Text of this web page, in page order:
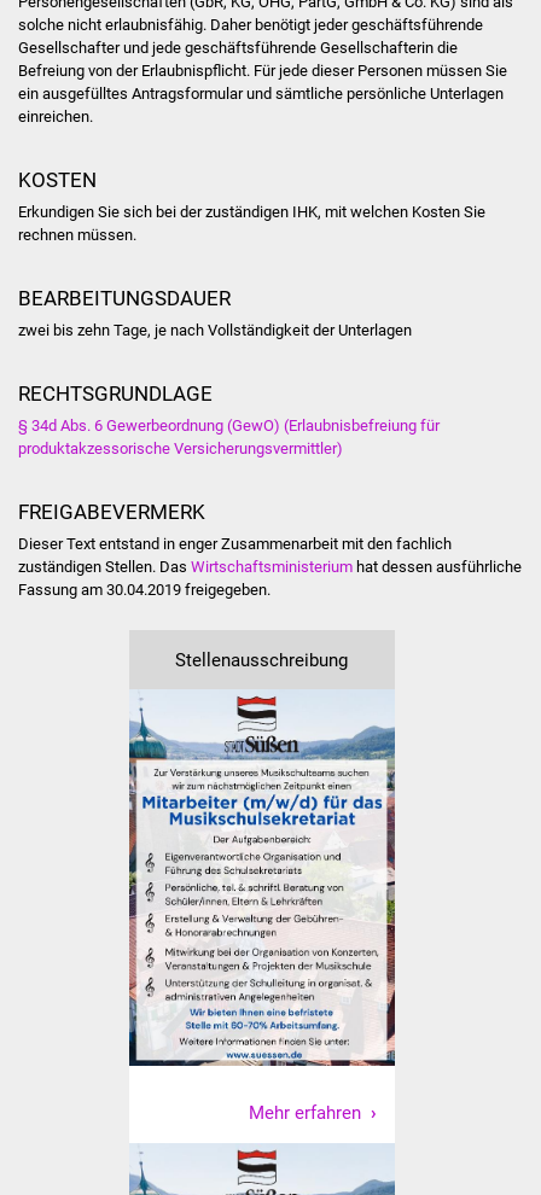
NETZMonitor
Gesundheit und Notfall
ÖPNV
Abfall und Entsorgung
Veranstaltungen
Ostermarkt
Einrichtungen
Hallenbad
Stadtbücherei
Stadtarchiv
Zehntscheuer
Bürgerhaus
Kulturhalle
Vereine und Parteien
solche nicht erlaubnisfähig. Daher benötigt jeder geschäftsführende
Gesellschafter und jede geschäftsführende Gesellschafterin die
Befreiung von der Erlaubnispflicht. Für jede dieser Personen müssen Sie
ein ausgefülltes Antragsformular und sämtliche persönliche Unterlagen
einreichen.
KOSTEN
Erkundigen Sie sich bei der zuständigen IHK, mit welchen Kosten Sie
rechnen müssen.
BEARBEITUNGSDAUER
zwei bis zehn Tage, je nach Vollständigkeit der Unterlagen
RECHTSGRUNDLAGE
§ 34d Abs. 6 Gewerbeordnung (GewO) (Erlaubnisbefreiung für
produktakzessorische Versicherungsvermittler)
FREIGABEVERMERK
Dieser Text entstand in enger Zusammenarbeit mit den fachlich
zuständigen Stellen. Das Wirtschaftsministeriumhat dessen ausführliche
Fassung am 30.04.2019 freigegeben.
Stellenausschreibung
Mehr erfahren